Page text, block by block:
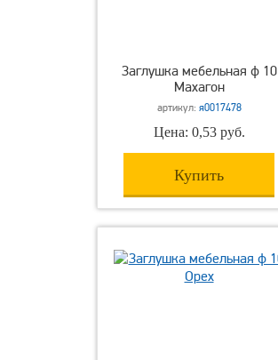
Заглушка мебельная ф 10
Махагон
артикул: я0017478
Цена: 0,53 руб.
Купить